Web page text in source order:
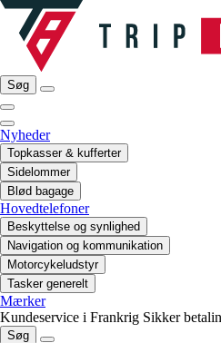
Søg
Nyheder
Topkasser & kufferter
Sidelommer
Blød bagage
Hovedtelefoner
Beskyttelse og synlighed
Navigation og kommunikation
Motorcykeludstyr
Tasker generelt
Mærker
Kundeservice i Frankrig Sikker
Søg